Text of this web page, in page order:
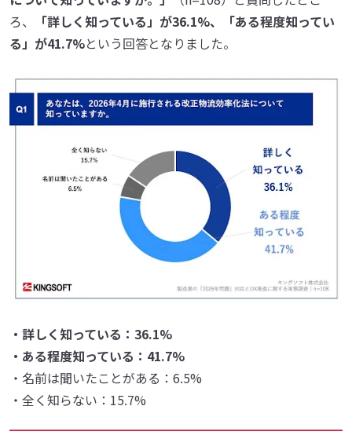
ろ、
「詳しく知っている」が36.1%、「ある程度知ってい
る」が41.7%という回答となりました。
・詳しく知っている：36.1%
・ある程度知っている：41.7%
・名前は聞いたことがある：6.5%
・全く知らない：15.7%